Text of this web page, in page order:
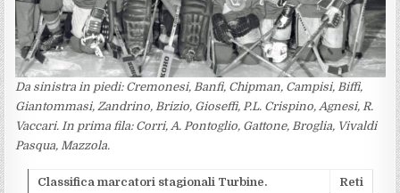
Da sinistra in piedi: Cremonesi, Banfi, Chipman, Campisi, Biffi,
Giantommasi, Zandrino, Brizio, Gioseffi, P.L. Crispino, Agnesi, R.
Vaccari. In prima fila: Corri, A. Pontoglio, Gattone, Broglia, Vivaldi
Pasqua, Mazzola.
Classifica marcatori stagionali Turbine.
Reti